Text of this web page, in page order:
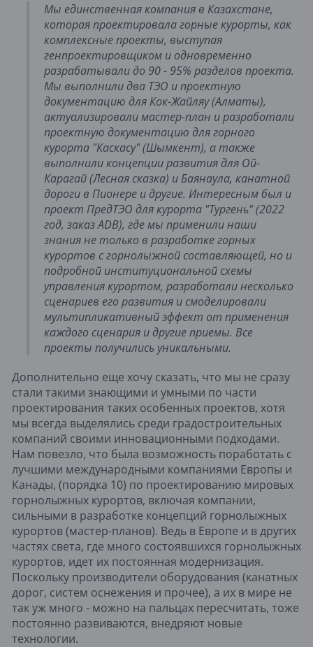
Мы единственная компания в Казахстане,
которая проектировала горные курорты, как
комплексные проекты, выступая
генпроектировщиком и одновременно
разрабатывали до 90 - 95% разделов проекта.
Мы выполнили два ТЭО и проектную
документацию для Кок-Жайляу (Алматы),
актуализировали мастер-план и разработали
проектную документацию для горного
курорта "Каскасу" (Шымкент), а также
выполнили концепции развития для Ой-
Карагай (Лесная сказка) и Баянаула, канатной
дороги в Пионере и другие. Интересным был и
проект ПредТЭО для курорта "Тургень" (2022
год, заказ ADB), где мы применили наши
знания не только в разработке горных
курортов с горнолыжной составляющей, но и
подробной институциональной схемы
управления курортом, разработали несколько
сценариев его развития и смоделировали
мультипликативный эффект от применения
каждого сценария и другие приемы. Все
проекты получились уникальными.
Дополнительно еще хочу сказать, что мы не сразу
стали такими знающими и умными по части
проектирования таких особенных проектов, хотя
мы всегда выделялись среди градостроительных
компаний своими инновационными подходами.
Нам повезло, что была возможность поработать с
лучшими международными компаниями Европы и
Канады, (порядка 10) по проектированию мировых
горнолыжных курортов, включая компании,
сильными в разработке концепций горнолыжных
курортов (мастер-планов). Ведь в Европе и в других
частях света, где много состоявшихся горнолыжных
курортов, идет их постоянная модернизация.
Поскольку производители оборудования (канатных
дорог, систем оснежения и прочее), а их в мире не
так уж много - можно на пальцах пересчитать, тоже
постоянно развиваются, внедряют новые
технологии.